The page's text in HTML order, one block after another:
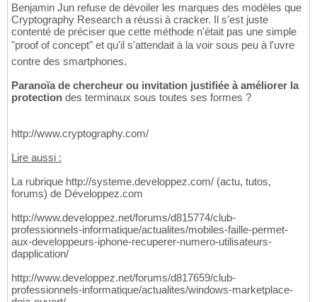
Benjamin Jun refuse de dévoiler les marques des modèles que
Cryptography Research a réussi à cracker. Il s'est juste
contenté de préciser que cette méthode n'était pas une simple
"proof of concept" et qu'il s'attendait à la voir sous peu à l'uvre
contre des smartphones.
Paranoïa de chercheur ou invitation justifiée à améliorer la
protection des terminaux sous toutes ses formes ?
http://www.cryptography.com/
Lire aussi :
La rubrique http://systeme.developpez.com/ (actu, tutos,
forums) de Développez.com
http://www.developpez.net/forums/d815774/club-
professionnels-informatique/actualites/mobiles-faille-permet-
aux-developpeurs-iphone-recuperer-numero-utilisateurs-
dapplication/
http://www.developpez.net/forums/d817659/club-
professionnels-informatique/actualites/windows-marketplace-